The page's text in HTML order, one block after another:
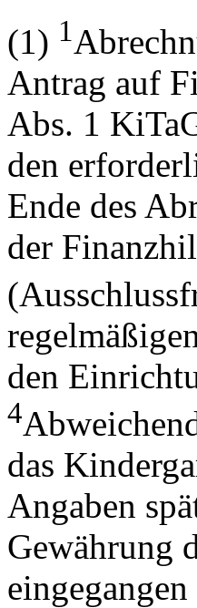
(1) 1
Antrag auf
Abs. 1
den
Ende des
der
den
4
das
Angaben
Gewährung